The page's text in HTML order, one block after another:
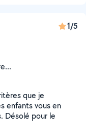
1/5
que je
enfants vous en
Désolé pour le